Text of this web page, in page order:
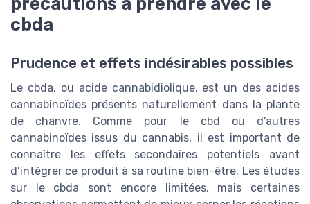
cbda
Prudence et effets indésirables possibles
Le cbda, ou acide cannabidiolique, est un des acides
cannabinoïdes présents naturellement dans la plante
de chanvre. Comme pour le cbd ou d’autres
cannabinoïdes issus du cannabis, il est important de
connaître les effets secondaires potentiels avant
d’intégrer ce produit à sa routine bien-être. Les études
sur le cbda sont encore limitées, mais certaines